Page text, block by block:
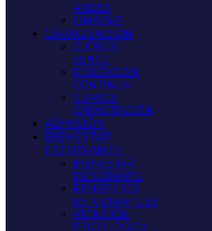
ANDES
LIMACHE
CAPACITACIÓN
CURSOS
SENCE
EDUCACIÓN
CONTINUA
CURSOS
CAPACITACIÓN
ADMISIÓN
BIENESTAR
ESTUDIANTIL
BIENESTAR
ESTUDIANTIL
BENEFICIOS
ESTUDIANTILES
ATENCIÓN
PSICOLÓGICA